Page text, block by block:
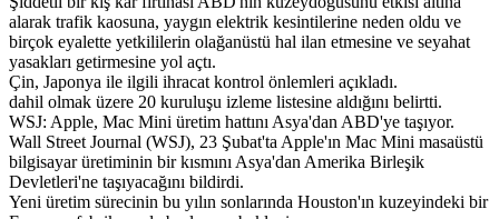
alarak trafik kaosuna, yaygın elektrik kesintilerine neden oldu ve
birçok eyalette yetkililerin olağanüstü hal ilan etmesine ve seyahat
yasakları getirmesine yol açtı.
Çin, Japonya ile ilgili ihracat kontrol önlemleri açıkladı.
dahil olmak üzere 20 kuruluşu izleme listesine aldığını belirtti.
WSJ: Apple, Mac Mini üretim hattını Asya'dan ABD'ye taşıyor.
Wall Street Journal (WSJ), 23 Şubat'ta Apple'ın Mac Mini masaüstü
bilgisayar üretiminin bir kısmını Asya'dan Amerika Birleşik
Devletleri'ne taşıyacağını bildirdi.
Yeni üretim sürecinin bu yılın sonlarında Houston'ın kuzeyindeki bir